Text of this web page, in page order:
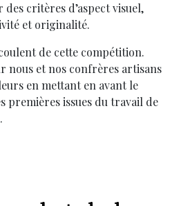
critères d’aspect visuel,
et originalité.
de cette compétition.
nous et nos confrères artisans
en mettant en avant le
premières issues du travail de